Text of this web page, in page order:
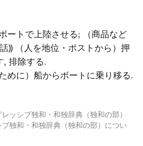
ートで上陸させる; （商品など
⸩ （人を地位・ポストから）押
, 排除する.
めに）船からボートに乗り移る.
ッシブ独和・和独辞典（独和の部）
独和・和独辞典（独和の部）につい